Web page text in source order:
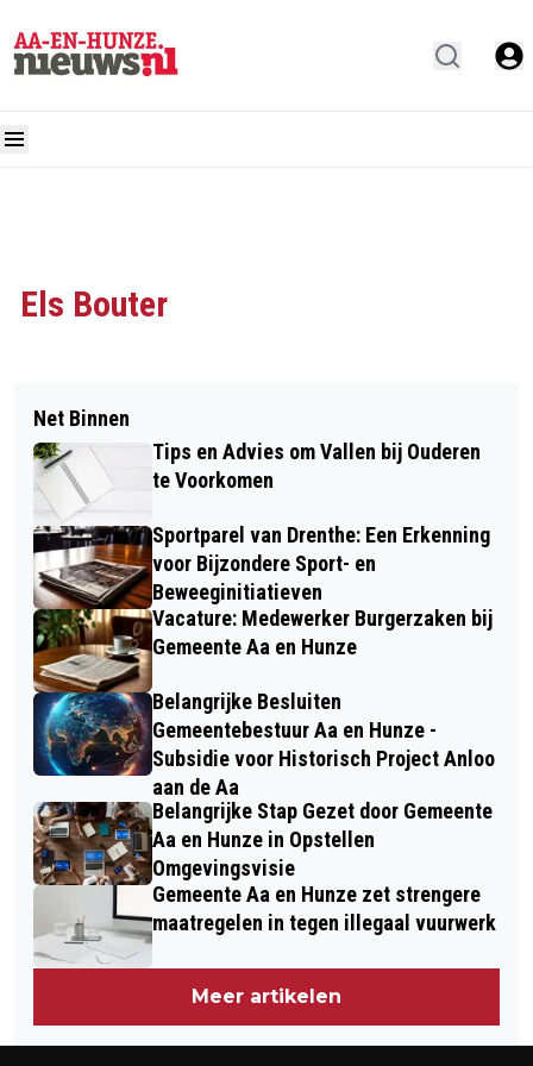
Els Bouter
Net Binnen
Tips en Advies om Vallen bij Ouderen
te Voorkomen
Sportparel van Drenthe: Een Erkenning
voor Bijzondere Sport- en
Beweeginitiatieven
Vacature: Medewerker Burgerzaken bij
Gemeente Aa en Hunze
Belangrijke Besluiten
Gemeentebestuur Aa en Hunze -
Subsidie voor Historisch Project Anloo
aan de Aa
Belangrijke Stap Gezet door Gemeente
Aa en Hunze in Opstellen
Omgevingsvisie
Gemeente Aa en Hunze zet strengere
maatregelen in tegen illegaal vuurwerk
Meer artikelen